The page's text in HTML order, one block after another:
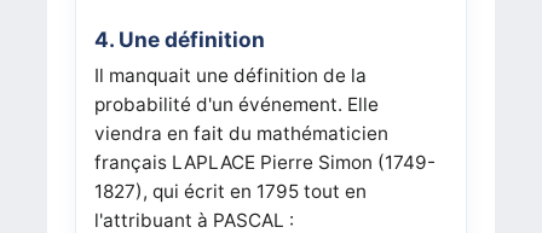
4. Une définition
Il manquait une définition de la
probabilité d'un événement. Elle
viendra en fait du mathématicien
français LAPLACE Pierre Simon (1749-
1827), qui écrit en 1795 tout en
l'attribuant à PASCAL :